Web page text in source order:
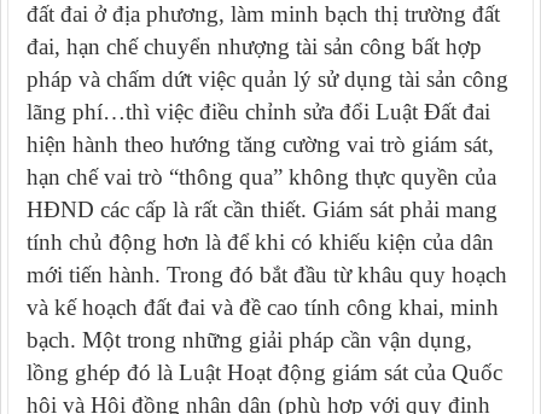
đất đai ở địa phương, làm minh bạch thị trường đất
đai, hạn chế chuyển nhượng tài sản công bất hợp
pháp và chấm dứt việc quản lý sử dụng tài sản công
lãng phí…thì việc điều chỉnh sửa đổi Luật Đất đai
hiện hành theo hướng tăng cường vai trò giám sát,
hạn chế vai trò “thông qua” không thực quyền của
HĐND các cấp là rất cần thiết. Giám sát phải mang
tính chủ động hơn là để khi có khiếu kiện của dân
mới tiến hành. Trong đó bắt đầu từ khâu quy hoạch
và kế hoạch đất đai và đề cao tính công khai, minh
bạch. Một trong những giải pháp cần vận dụng,
lồng ghép đó là Luật Hoạt động giám sát của Quốc
hội và Hội đồng nhân dân (phù hợp với quy định